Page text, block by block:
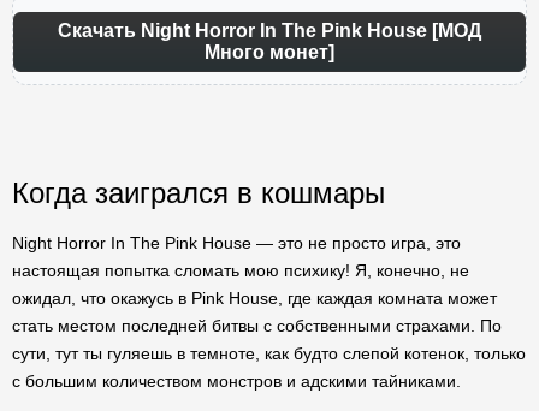
Скачать Night Horror In The Pink House [МОД
Много монет]
Когда заигрался в кошмары
Night Horror In The Pink House — это не просто игра, это
настоящая попытка сломать мою психику! Я, конечно, не
ожидал, что окажусь в Pink House, где каждая комната может
стать местом последней битвы с собственными страхами. По
сути, тут ты гуляешь в темноте, как будто слепой котенок, только
с большим количеством монстров и адскими тайниками.